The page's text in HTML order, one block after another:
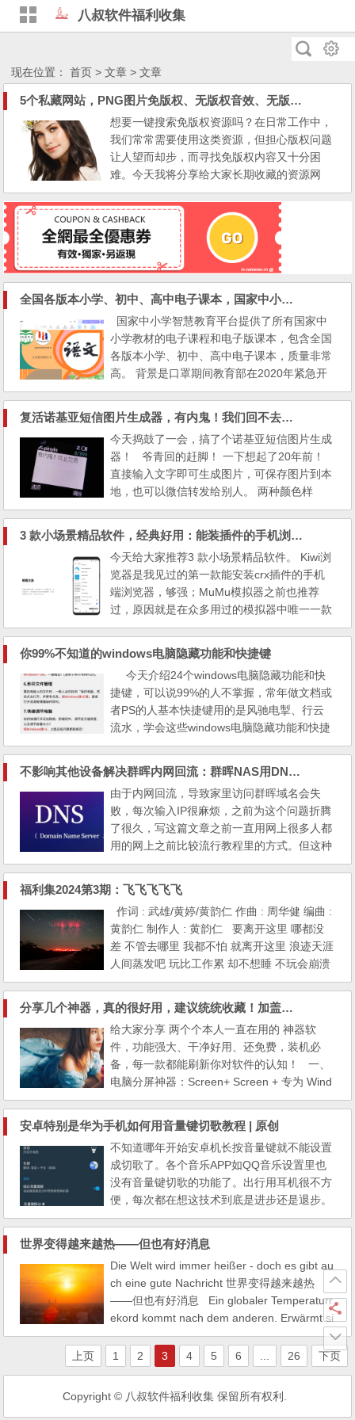
八叔软件福利收集
现在位置：首页 >文章 > 文章
5个私藏网站，PNG图片免版权、无版权音效、无版权音乐资源，低调使用
想要一键搜索免版权资源吗？在日常工作中，
我们常常需要使用这类资源，但担心版权问题
让人望而却步，而寻找免版权内容又十分困
难。今天我将分享给大家长期收藏的资源网
站，它们能帮助你轻松搜索并下载免版权图片
和音乐资源到本地使用！ 免费版权图片 这个
图片搜索引擎可以帮助你一键搜索多家免费版
权图库，包括 pixabay、PEXELS、flickr 等！
从现在起，你再也不用担心使用商业图片侵权
全国各版本小学、初中、高中电子课本，国家中小学智慧教育平台电子教材全套！
国家中小学智慧教育平台提供了所有国家中
小学教材的电子课程和电子版课本，包含全国
各版本小学、初中、高中电子课本，质量非常
高。 背景是口罩期间教育部在2020年紧急开
发建设了“国家中小学网络云平台”，以实现“停
课不停学”和学生平时自主学习、教师改进课
堂教学的目的。2022年3月28日，包含国家中
小学智慧教育平台在内的国家智慧教育平台正
式上线运行。 全国各版本小学、初中、高
中...
复活诺基亚短信图片生成器，有内鬼！我们回不去了笨蛋
今天捣鼓了一会，搞了个诺基亚短信图片生成
器！ 爷青回的赶脚！ 一下想起了20年前！
直接输入文字即可生成图片，可保存图片到本
地，也可以微信转发给别人。 两种颜色样
式，正常颜色和绿色包浆，下文的图片可以看
出来两种颜色区别。 对于昔日的诺基亚手机
用户而言，此网站会让您有种重回青春的感
觉。 相关推荐： 微信群生成，不需要再找各
种微信群和群二维码加群。2024黑科技...
3 款小场景精品软件，经典好用：能装插件的手机浏览器、简洁的 GIF 录制工具
今天给大家推荐3 款小场景精品软件。 Kiwi浏
览器是我见过的第一款能安装crx插件的手机
端浏览器，够强；MuMu模拟器之前也推荐
过，原因就是在众多用过的模拟器中唯一一款
不挑配置、速度流畅、稳定一批的模拟器；LI
CEca是特别简洁的录制GF工具，人畜无害
了。打开它的界面，它只有一个录制的功能，
然后选择帧率（默认是8），然后就轻松可以
录制了。暂停录制还可以插入文本内容。 Kiwi
浏览器 https://kiwibr...
你99%不知道的windows电脑隐藏功能和快捷键
今天介绍24个windows电脑隐藏功能和快
捷键，可以说99%的人不掌握，常年做文档或
者PS的人基本快捷键用的是风驰电掣、行云
流水，学会这些windows电脑隐藏功能和快捷
键吧，确实可以提高一大截日常工作效率！
1.屏幕录像功能 想电脑录制一段操作教程，用
电脑自带的录屏功能。按Nindows键+R,输入p
sr.exe回车，就可以开始录屏了。 2.永久删
除文件 电脑里不用的程序、文件，想要永久
删除，还要再到...
不影响其他设备解决群晖内网回流：群晖NAS用DNS Server解决内网回流无法域名访问教程
由于内网回流，导致家里访问群晖域名会失
败，每次输入IP很麻烦，之前为这个问题折腾
了很久，写这篇文章之前一直用网上很多人都
用的网上之前比较流行教程里的方式。但这种
方式有效但未必最优，还是有些担心的，这个
下面我将说明下原因，并把我的解决方式分享
给大家。 往期教程： 蛋疼？16G iPhone扩
容换内存如何安全、放心 安卓特别是华为手
机如何用音量键切歌教程 | 原创 360极速浏览
器不提示保存密...
福利集2024第3期：飞飞飞飞飞
作词 : 武雄/黄婷/黄韵仁 作曲 : 周华健 编曲 :
黄韵仁 制作人 : 黄韵仁 要离开这里 哪都没
差 不管去哪里 我都不怕 就离开这里 浪迹天涯
人间蒸发吧 玩比工作累 却不想睡 不玩会崩溃
远走高飞 唱首爱相随 用一生去追 我们就飞飞
飞飞飞飞 飞飞飞 Fade Away 我要去曼谷 不去
后悔 我要去澳门 不醉不归 我要去巴黎 品尝 L
atte 又再去曼谷 哎呀呀呀呀 我要去伦敦 听演
唱会 再去到纽约 看百老汇 然后...
分享几个神器，真的很好用，建议统统收藏！加盖骑缝章和Screen+
给大家分享 两个个本人一直在用的 神器软
件，功能强大、干净好用、还免费，装机必
备，每一款都能刷新你对软件的认知！ 一、
电脑分屏神器：Screen+ Screen + 专为 Wind
ows 操作系统打造，是一款功能强大的分屏工
具。通过简单拖拽操作，即可将窗口分割成不
同区域，极大提高多任务处理效率。 官网地
址：http://www.aocmonitor.com.cn/service/d
ownload/46。 核心...
安卓特别是华为手机如何用音量键切歌教程 | 原创
不知道哪年开始安卓机长按音量键就不能设置
成切歌了。各个音乐APP如QQ音乐设置里也
没有音量键切歌的功能了。出行用耳机很不方
便，每次都在想这技术到底是进步还是退步。
前几天特别研究了下，发现了答案，一款APP
是Volumee，另一款APP是Button Mapper。
先说结论，第一款不适合我的手机，第二款成
功了。 1.音量键切歌--Volumee 但是对华
为Mate60无效，安装后，给了无障碍权限，
切歌...
世界变得越来越热——但也有好消息
Die Welt wird immer heißer - doch es gibt au
ch eine gute Nachricht 世界变得越来越热
——但也有好消息 Ein globaler Temperaturr
ekord kommt nach dem anderen. Erwärmt si
ch die Atmosphäre zunehmend schneller? Di
e Geschwindigkeit dürfte laut einer neuen H
ochrechnung bald wieder sinken. 一项又一项
全球气温记录不断出现。大气变暖的速度是否
越来越快？根据新的预测，速度可能很快会再
上页 1 2 3 4 5 6 ... 26 下页
Copyright © 八叔软件福利收集 保留所有权利.